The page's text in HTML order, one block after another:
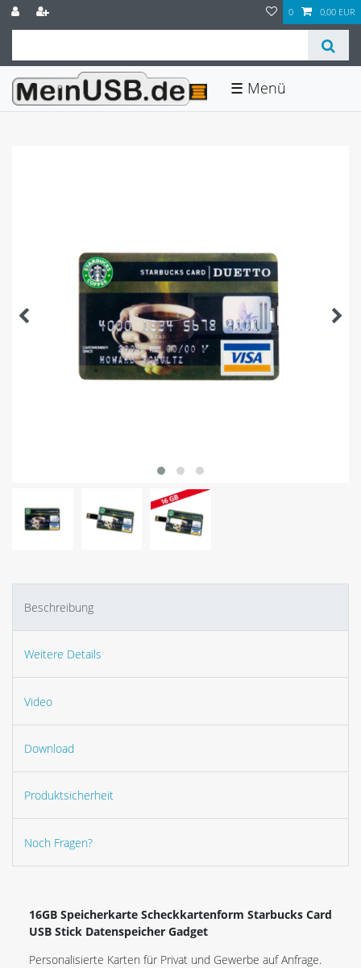
0 0,00 EUR
☰
Beschreibung
Weitere Details
Video
Download
Produktsicherheit
Noch Fragen?
16GB Speicherkarte Scheckkartenform Starbucks Card
USB Stick Datenspeicher Gadget
Personalisierte Karten für Privat und Gewerbe auf Anfrage.